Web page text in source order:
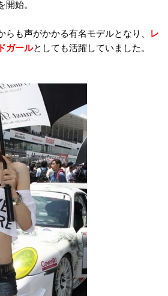
開始。
も声がかかる有名モデルとなり、
レ
ガールとしても活躍していました。